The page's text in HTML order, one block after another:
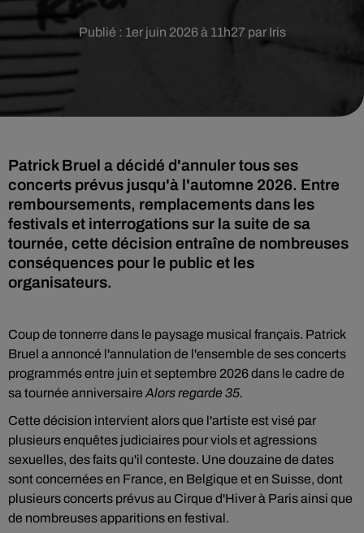
Publié : 1er juin 2026 à 11h27 par Iris
Patrick Bruel a décidé d'annuler tous ses
concerts prévus jusqu'à l'automne 2026. Entre
remboursements, remplacements dans les
festivals et interrogations sur la suite de sa
tournée, cette décision entraîne de nombreuses
conséquences pour le public et les
organisateurs.
Coup de tonnerre dans le paysage musical français. Patrick
Bruel a annoncé l'annulation de l'ensemble de ses concerts
programmés entre juin et septembre 2026 dans le cadre de
sa tournée anniversaire Alors regarde 35.
Cette décision intervient alors que l'artiste est visé par
plusieurs enquêtes judiciaires pour viols et agressions
sexuelles, des faits qu'il conteste. Une douzaine de dates
sont concernées en France, en Belgique et en Suisse, dont
plusieurs concerts prévus au Cirque d'Hiver à Paris ainsi que
de nombreuses apparitions en festival.